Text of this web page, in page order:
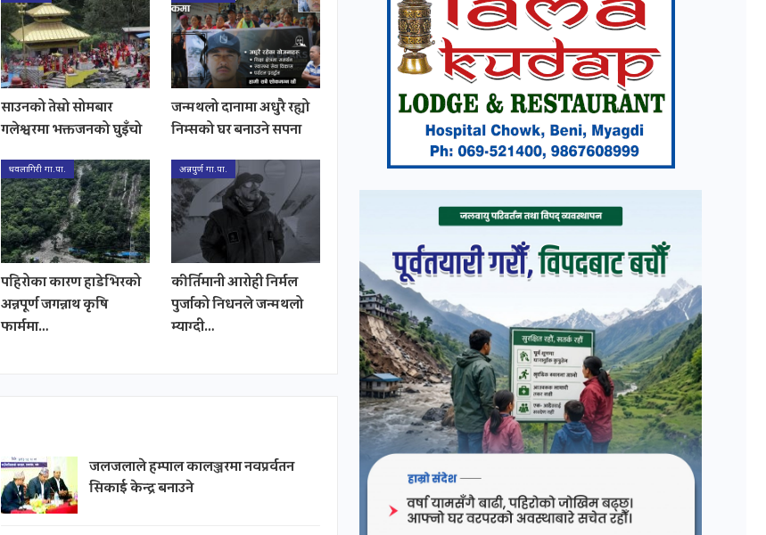
साउनको तेस्रो सोमबार
गलेश्वरमा भक्तजनको घुइँचो
जन्मथलो दानामा अधुरै रह्यो
निम्सको घर बनाउने सपना
धवलागिरी गा.पा.
पहिरोका कारण हाडेभिरको
अन्नपूर्ण जगन्नाथ कृषि
फार्ममा…
अन्नपुर्ण गा.पा.
कीर्तिमानी आरोही निर्मल
पुर्जाको निधनले जन्मथलो
म्याग्दी…
जलजलाले हम्पाल कालञ्जरमा नवप्रर्वतन
सिकाई केन्द्र बनाउने